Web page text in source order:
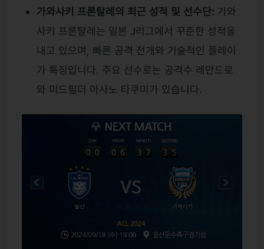
가와사키 프론탈레의 최근 성적 및 선수단: 가와
사키 프론탈레는 일본 J리그에서 꾸준한 성적을
내고 있으며, 빠른 공격 전개와 기술적인 플레이
가 특징입니다. 주요 선수로는 공격수 레안드로
와 미드필더 아사노 타쿠미가 있습니다.